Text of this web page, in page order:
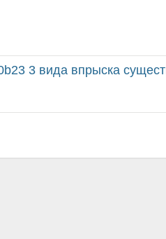
3 вида впрыска